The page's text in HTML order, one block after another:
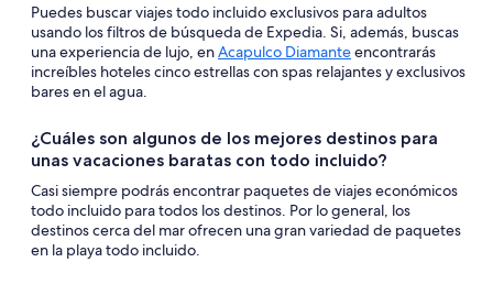
Puedes buscar viajes todo incluido exclusivos para adultos
usando los filtros de búsqueda de Expedia. Si, además, buscas
una experiencia de lujo, enAcapulco Diamanteencontrarás
increíbles hoteles cinco estrellas con spas relajantes y exclusivos
bares en el agua.
¿Cuáles son algunos de los mejores destinos para
unas vacaciones baratas con todo incluido?
Casi siempre podrás encontrar paquetes de viajes económicos
todo incluido para todos los destinos. Por lo general, los
destinos cerca del mar ofrecen una gran variedad de paquetes
en la playa todo incluido.